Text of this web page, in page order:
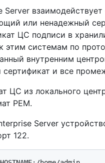
Server
или ненадежный
ЦС подписи в
этим системам по
внутренним
и все
ЦС из локального
PEM.
Server
122.